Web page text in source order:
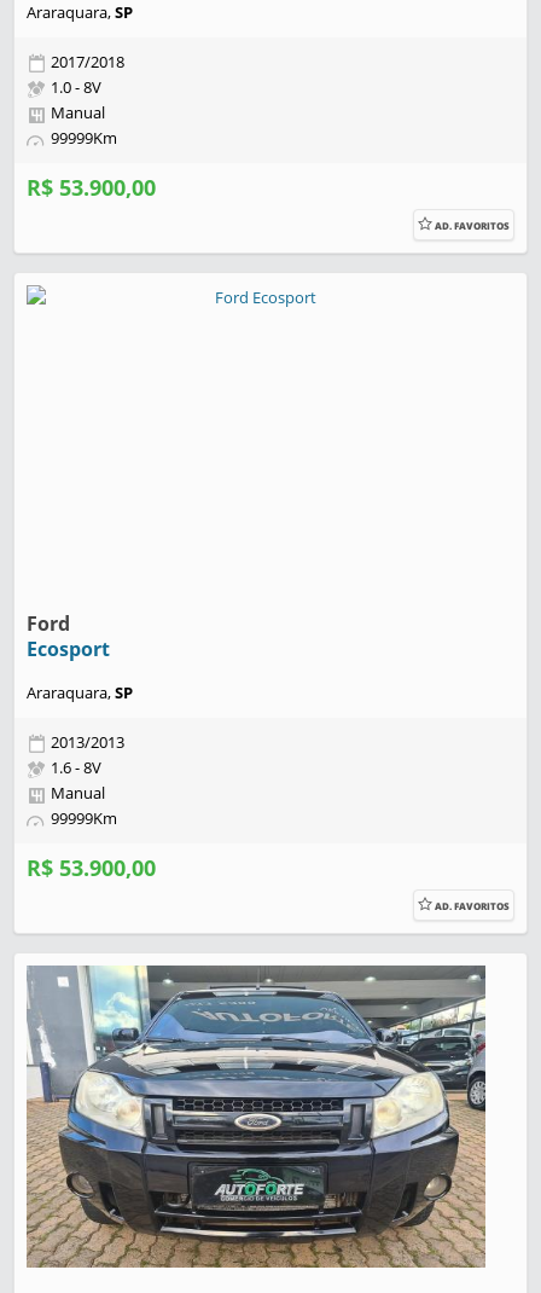
Araraquara,SP
2017/2018
1.0 - 8V
Manual
99999Km
R$ 53.900,00
AD. FAVORITOS
Ford
Ecosport
Araraquara,SP
2013/2013
1.6 - 8V
Manual
99999Km
R$ 53.900,00
AD. FAVORITOS